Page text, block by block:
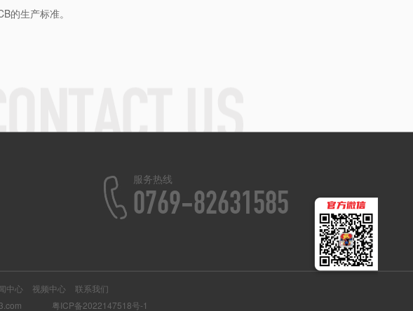
的生产标准。
服务热线
0769-82631585
中心 视频中心
联系我们
粤ICP备2022147518号-1